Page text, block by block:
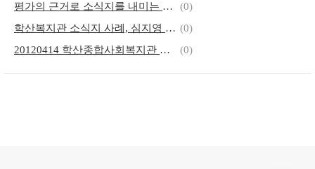
평가의 근거로 소식지를 내미는 학산종합사회복지관
(0)
학산복지관 소식지 사례, 심지영 선생님 발표 (0)
20120414 학산종합사회복지관 심지영 선생님 소식지 사례발표(동영상)
(0)